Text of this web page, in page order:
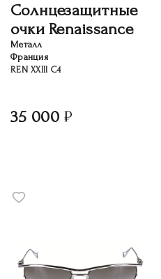
Солнцезащитные
очки Renaissance
Металл
Франция
REN XXIII C4
35 000